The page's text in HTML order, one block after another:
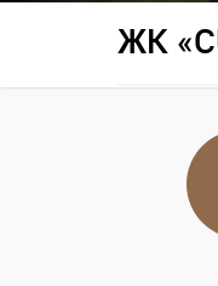
ЖК